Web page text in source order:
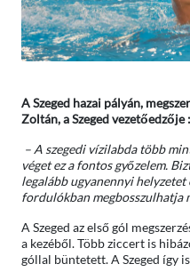
A Szeged hazai pályán,
Zoltán, a Szeged vezetőedzője :
– A szegedi vízilabda több
véget ez a fontos győzelem.
legalább ugyanennyi
fordulókban megbosszulhatja
A Szeged az első gól
a kezéből. Több ziccert is
góllal büntetett. A Szeged így